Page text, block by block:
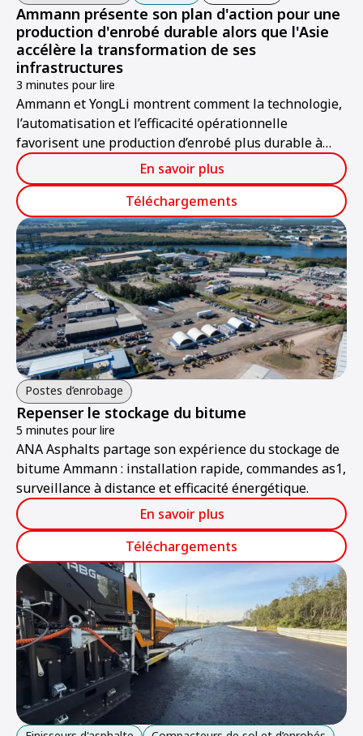
Ammann présente son plan d'action pour une
production d'enrobé durable alors que l'Asie
accélère la transformation de ses
infrastructures
3 minutes pour lire
Ammann et YongLi montrent comment la technologie,
l’automatisation et l’efficacité opérationnelle
favorisent une production d’enrobé plus durable à
Taïwan et en Asie.
En savoir plus
Téléchargements
Postes d’enrobage
Repenser le stockage du bitume
5 minutes pour lire
ANA Asphalts partage son expérience du stockage de
bitume Ammann : installation rapide, commandes as1,
surveillance à distance et efficacité énergétique.
En savoir plus
Téléchargements